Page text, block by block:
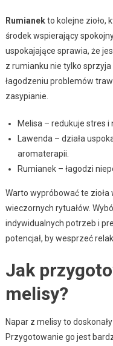
Rumianekto kolejne zioło,
środek wspierający
uspokajające sprawia, że
z rumianku nie tylko
łagodzeniu problemów
zasypianie.
Melisa – redukuje stres i
Lawenda – działa
aromaterapii.
Rumianek – łagodzi
Warto wypróbować te
wieczornych rytuałów.
indywidualnych potrzeb i
potencjał, by wesprzeć
Jak
melisy?
Napar z melisy to
Przygotowanie go jest